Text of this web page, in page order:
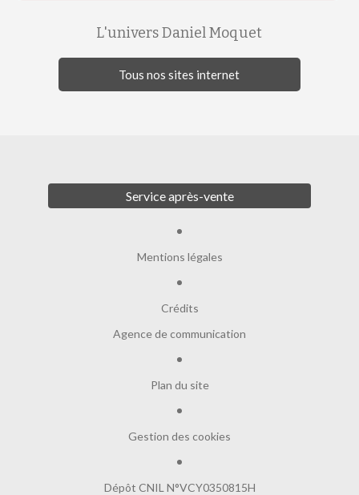
L'univers Daniel Moquet
Tous nos sites internet
Service après-vente
Mentions légales
Crédits
Agence de communication
Plan du site
Gestion des cookies
Dépôt CNIL N°VCY0350815H